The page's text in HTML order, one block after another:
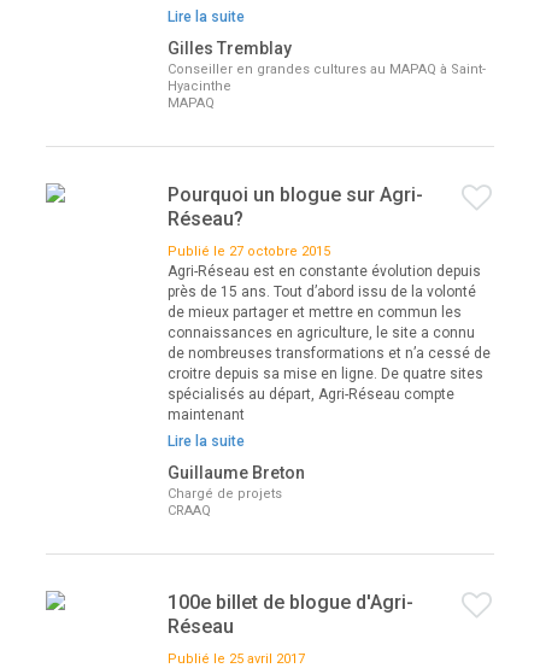
Lire la suite
Gilles Tremblay
Conseiller en grandes cultures au MAPAQ à Saint-
Hyacinthe
MAPAQ
Pourquoi un blogue sur Agri-
Réseau?
Publié le 27 octobre 2015
Agri-Réseau est en constante évolution depuis
près de 15 ans. Tout d’abord issu de la volonté
de mieux partager et mettre en commun les
connaissances en agriculture, le site a connu
de nombreuses transformations et n’a cessé de
croitre depuis sa mise en ligne. De quatre sites
spécialisés au départ, Agri-Réseau compte
maintenant
Lire la suite
Guillaume Breton
Chargé de projets
CRAAQ
100e billet de blogue d'Agri-
Réseau
Publié le 25 avril 2017